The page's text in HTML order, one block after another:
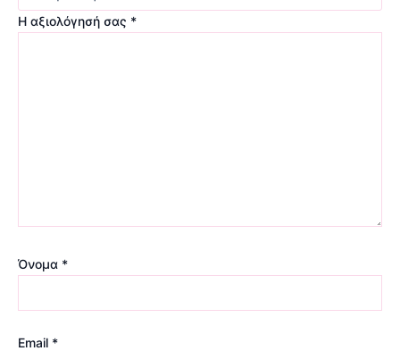
Η αξιολόγησή σας *
Όνομα *
Email *